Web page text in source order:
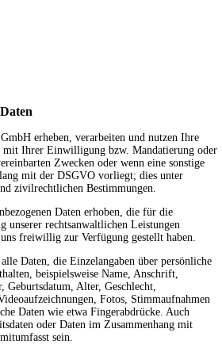
erheben, verarbeiten und nutzen Ihre
mit Ihrer Einwilligung bzw. Mandatierung oder
Zwecken oder wenn eine sonstige
mit der DSGVO vorliegt; dies unter
zivilrechtlichen Bestimmungen.
Daten erhoben, die für die
unserer rechtsanwaltlichen Leistungen
freiwillig zur Verfügung gestellt haben.
Daten, die Einzelangaben über persönliche
beispielsweise Name, Anschrift,
Geburtsdatum, Alter, Geschlecht,
Fotos, Stimmaufnahmen
Daten wie etwa Fingerabdrücke. Auch
oder Daten im Zusammenhang mit
sein.